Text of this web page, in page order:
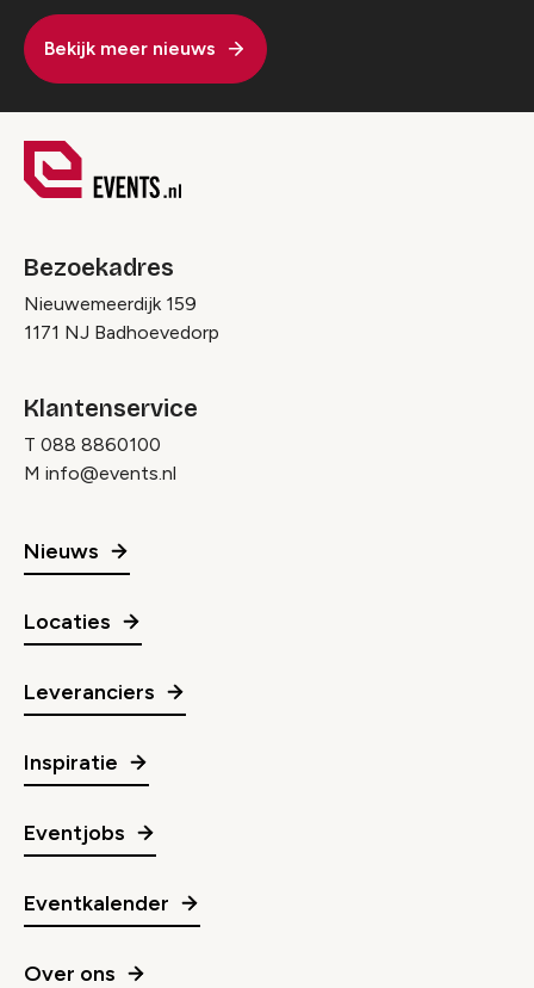
Bekijk meer nieuws
Bezoekadres
Nieuwemeerdijk 159
1171 NJ Badhoevedorp
Klantenservice
T 088 8860100
M info@events.nl
Nieuws
Locaties
Leveranciers
Inspiratie
Eventjobs
Eventkalender
Over ons